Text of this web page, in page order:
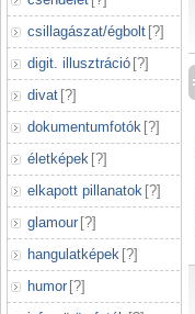
csillagászat/égbolt [?]
digit. illusztráció [?]
divat [?]
dokumentumfotók [?]
életképek [?]
elkapott pillanatok [?]
glamour [?]
hangulatképek [?]
humor [?]